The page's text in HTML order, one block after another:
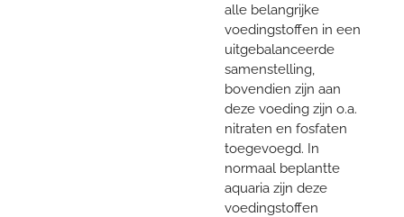
alle belangrijke
voedingstoffen in een
uitgebalanceerde
samenstelling,
bovendien zijn aan
deze voeding zijn o.a.
nitraten en fosfaten
toegevoegd. In
normaal beplantte
aquaria zijn deze
voedingstoffen